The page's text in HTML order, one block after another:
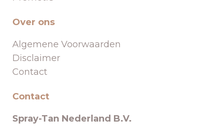
Over ons
Algemene Voorwaarden
Disclaimer
Contact
Contact
Spray-Tan Nederland B.V.